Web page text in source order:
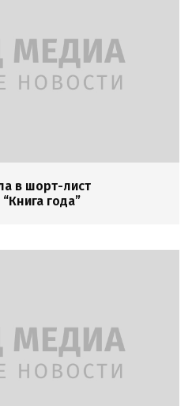
в шорт-лист
года”